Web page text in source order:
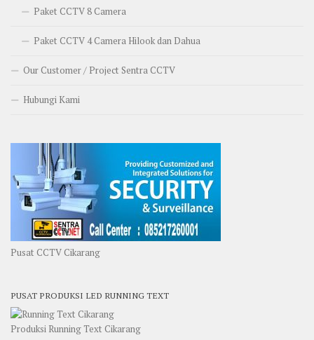
Paket CCTV 8 Camera
Paket CCTV 4 Camera Hilook dan Dahua
Our Customer / Project Sentra CCTV
Hubungi Kami
Pusat CCTV Cikarang
PUSAT PRODUKSI LED RUNNING TEXT
Produksi Running Text Cikarang